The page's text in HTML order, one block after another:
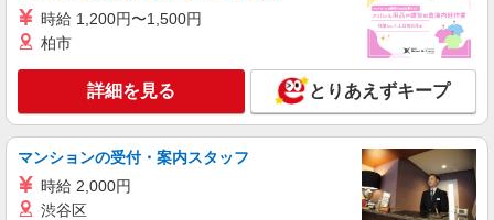
時給1500円〜1800円 BA経験 1年未満：1500
円、1〜3年未満：1630円、3〜5年未満：1710円、
5年以上：1800円 給与前払いOK（※上限、条件あ
り）
北海道札幌市北区 JR「札幌駅」、地下鉄「さ
っぽろ駅」直結
キープ 詳細を見る
派遣社員
株式会社iDA（11099105）
時給 1,200円〜1,500円
柏市
詳細を見る とりあえずキープ
マンションの受付・案内スタッフ
時給 2,000円
渋谷区